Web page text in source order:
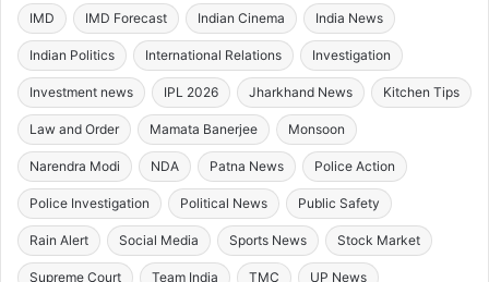
IMD IMD Forecast Indian Cinema India News
Indian Politics International Relations Investigation
Investment news IPL 2026 Jharkhand News Kitchen Tips
Law and Order Mamata Banerjee Monsoon
Narendra Modi NDA Patna News Police Action
Police Investigation Political News Public Safety
Rain Alert Social Media Sports News Stock Market
Supreme Court Team India TMC UP News